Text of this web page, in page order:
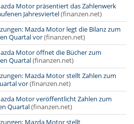
Motor präsentiert das Zahlenwerk
Jahresviertel(finanzen.net)
Mazda Motor legt die Bilanz zum
Quartal vor(finanzen.net)
Motor öffnet die Bücher zum
Quartal(finanzen.net)
Mazda Motor stellt Zahlen zum
vor(finanzen.net)
Motor veröffentlicht Zahlen zum
Quartal(finanzen.net)
Mazda Motor stellt